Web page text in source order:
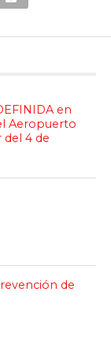
en
Aeropuerto
del 4 de
de